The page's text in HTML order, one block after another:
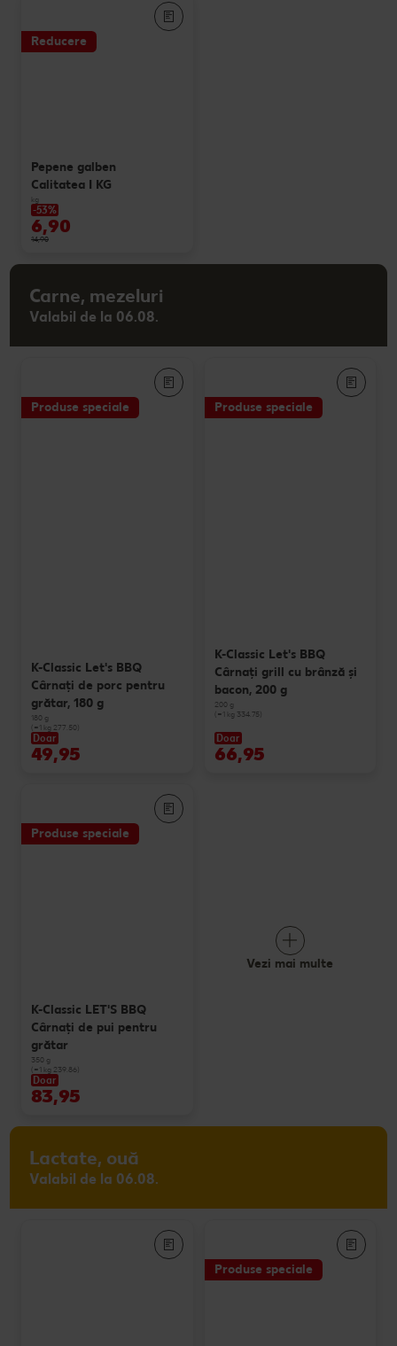
Reducere
Pepene galben
Calitatea I KG
kg
-53%
6,90
14,90
Carne, mezeluri
Valabil de la 06.08.
Produse speciale
K-Classic Let's BBQ
Cârnaţi de porc pentru
grătar, 180 g
180 g
(=1 kg 277.50)
Doar
49,95
Produse speciale
K-Classic Let's BBQ
Cârnaţi grill cu brânză și
bacon, 200 g
200 g
(=1 kg 334.75)
Doar
66,95
Produse speciale
K-Classic LET'S BBQ
Cârnaţi de pui pentru
grătar
350 g
(=1 kg 239.86)
Doar
83,95
Vezi mai multe
Lactate, ouă
Valabil de la 06.08.
Produse speciale